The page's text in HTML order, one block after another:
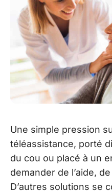
Une simple pression
téléassistance, porté
du cou ou placé à un
demander de l’aide,
D’autres solutions se